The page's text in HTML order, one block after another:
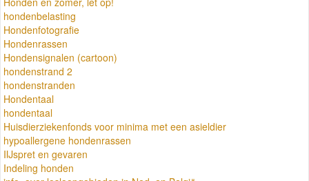
hondenbelasting
Hondenfotografie
Hondenrassen
Hondensignalen (cartoon)
hondenstrand 2
hondenstranden
Hondentaal
hondentaal
Huisdierziekenfonds voor minima met een asieldier
hypoallergene hondenrassen
IIJspret en gevaren
Indeling honden